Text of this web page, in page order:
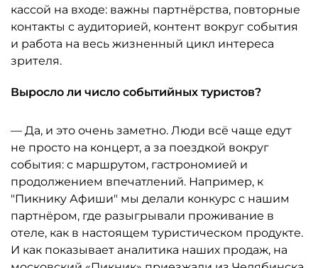
кассой на входе: важны партнёрства, повторные
контакты с аудиторией, контент вокруг события
и работа на весь жизненный цикл интереса
зрителя.
Выросло ли число событийных туристов?
— Да, и это очень заметно. Люди всё чаще едут
не просто на концерт, а за поездкой вокруг
события: с маршрутом, гастрономией и
продолжением впечатлений. Например, к
"Пикнику Афиши" мы делали конкурс с нашим
партнёром, где разыгрывали проживание в
отеле, как в настоящем туристическом продукте.
И как показывает аналитика наших продаж, на